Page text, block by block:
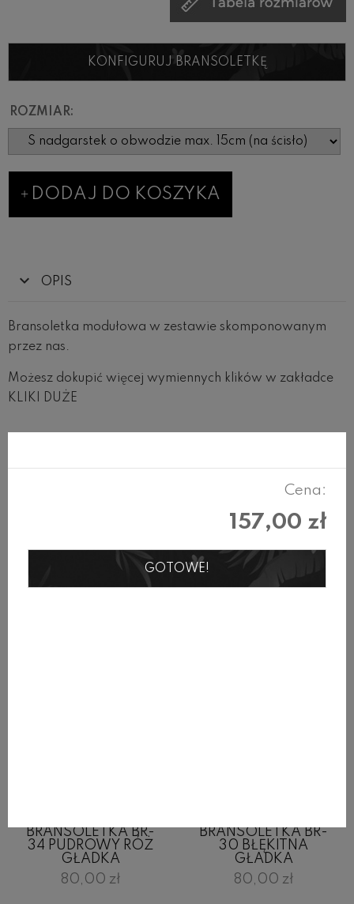
KONFIGURUJ BRANSOLETKĘ
ROZMIAR:
DODAJ DO KOSZYKA
Cena:
157,00 zł
GOTOWE!
OPIS
Bransoletka modułowa w zestawie skomponowanym
przez nas.
Możesz dokupić więcej wymiennych klików w zakładce
KLIKI DUŻE
Produkty w tej samej kategorii
BRANSOLETKA BR-
34 PUDROWY RÓŻ
GŁADKA
80,00 zł
BRANSOLETKA BR-
30 BŁĘKITNA
GŁADKA
80,00 zł